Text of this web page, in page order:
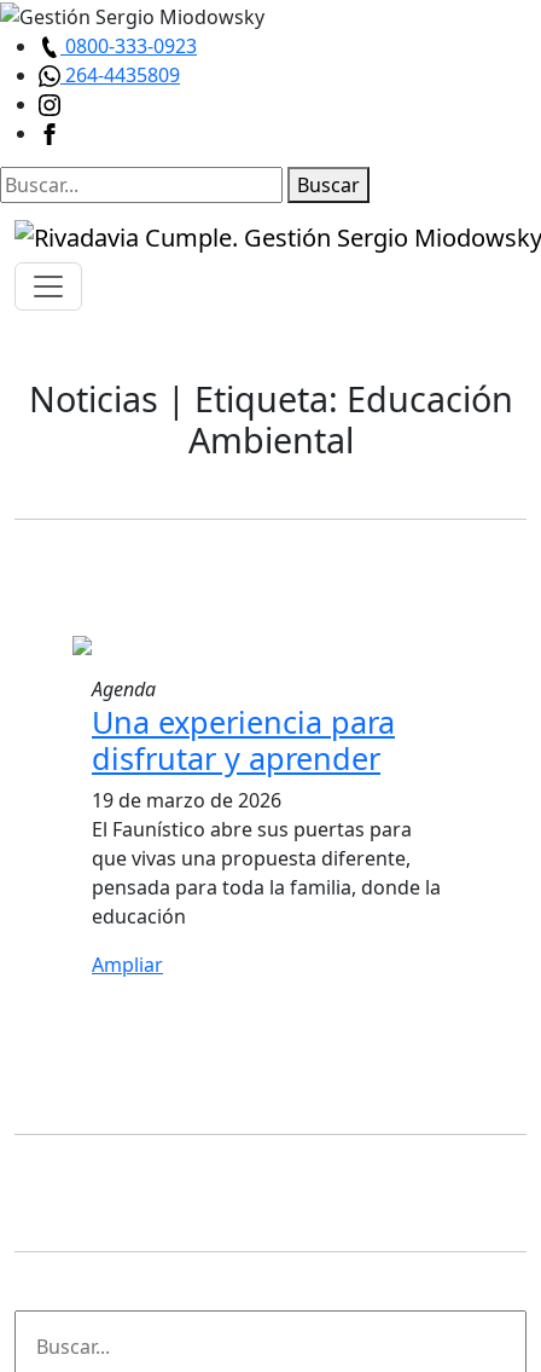
0800-333-0923
264-4435809
Buscar
Noticias | Etiqueta: Educación
Ambiental
Agenda
Una experiencia para
disfrutar y aprender
19 de marzo de 2026
El Faunístico abre sus puertas para
que vivas una propuesta diferente,
pensada para toda la familia, donde la
educación
Ampliar